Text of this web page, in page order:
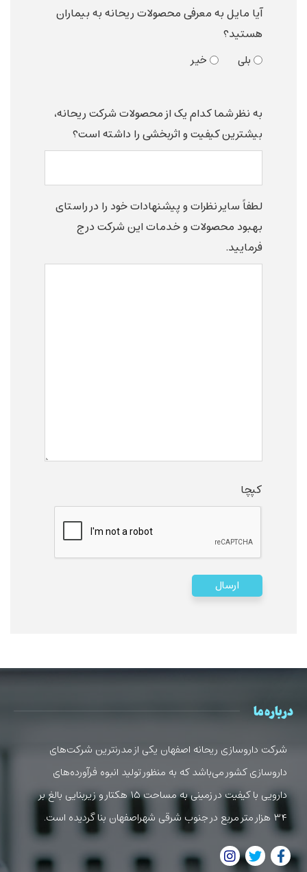
آیا مایل به معرفی محصولات ریحانه به بیماران
هستید؟
بلی خیر
به نظر شما کدام یک از محصولات شرکت ریحانه،
بیشترین کیفیت و اثربخشی را داشته است؟
لطفاً سایر نظرات و پیشنهادات خود را در راستای
بهبود محصولات و خدمات این شرکت درج
فرمایید.
کپچا
درباره ما
شرکت داروسازی ریحانه اصفهان یکی از مدرنترین شرکت‌های
داروسازی کشور می‌باشد که به منظور تولید انبوه فرآورده‌های
دارویی با کیفیت در زمینی به مساحت ۱۵ هکتار و زیربنایی بالغ بر
۳۴ هزار متر مربع در جنوب شرقی شهراصفهان بنا گردیده است.